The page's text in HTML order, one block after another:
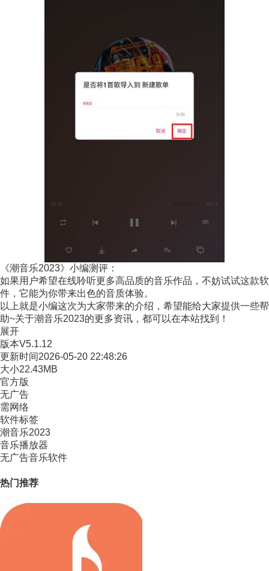
《潮音乐2023》小编测评：
如果用户希望在线聆听更多高品质的音乐作品，不妨试试这款软
件，它能为你带来出色的音质体验。
以上就是小编这次为大家带来的介绍，希望能给大家提供一些帮
助~关于潮音乐2023的更多资讯，都可以在本站找到！
展开
版本V5.1.12
更新时间2026-05-20 22:48:26
大小22.43MB
官方版
无广告
需网络
软件标签
潮音乐2023
音乐播放器
无广告音乐软件
热门推荐